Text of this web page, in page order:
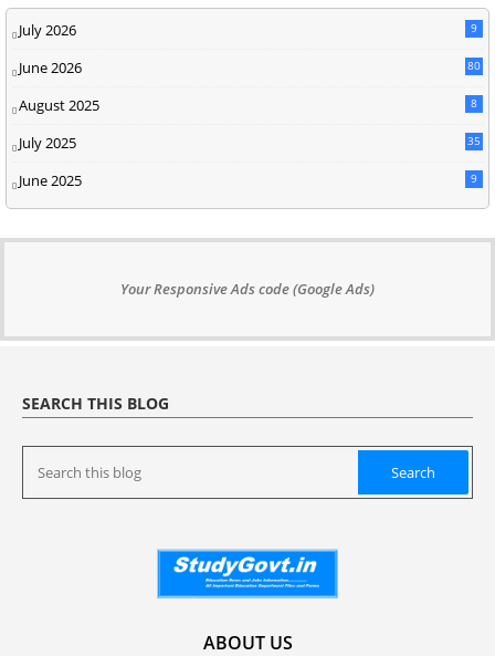
July 2026 9
June 2026 80
August 2025 8
July 2025 35
June 2025 9
Your Responsive Ads code (Google Ads)
SEARCH THIS BLOG
ABOUT US